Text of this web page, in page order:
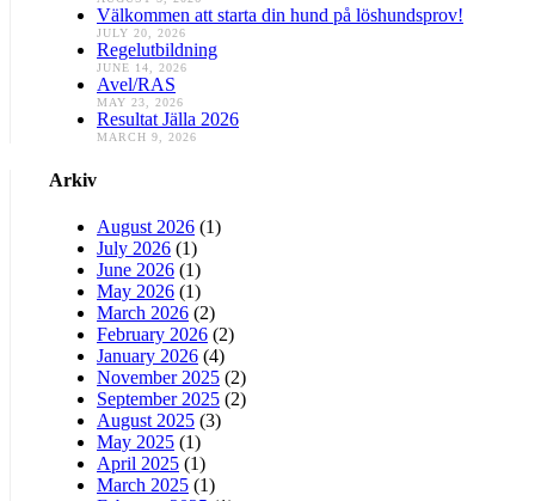
Välkommen att starta din hund på löshundsprov!
JULY 20, 2026
Regelutbildning
JUNE 14, 2026
Avel/RAS
MAY 23, 2026
Resultat Jälla 2026
MARCH 9, 2026
Arkiv
August 2026 (1)
July 2026 (1)
June 2026 (1)
May 2026 (1)
March 2026 (2)
February 2026 (2)
January 2026 (4)
November 2025 (2)
September 2025 (2)
August 2025 (3)
May 2025 (1)
April 2025 (1)
March 2025 (1)